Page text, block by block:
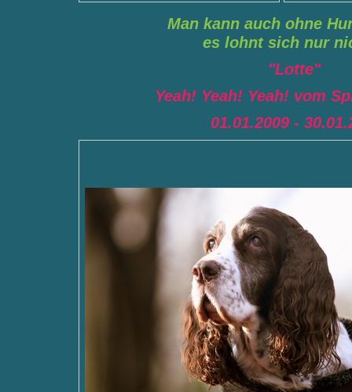
Man kann auch ohne
es lohnt sich nur
"Lotte"
Yeah! Yeah! Yeah! vom
01.01.2009 -